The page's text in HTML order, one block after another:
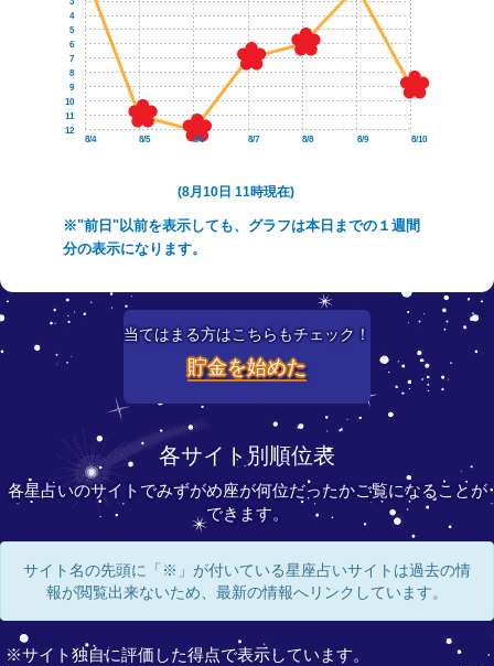
8/4 8/5 8/6 8/7 8/8 8/9 8/10
12
11
10
9
8
7
6
5
4
(8月10日 11時現在)
※"前日"以前を表示しても、グラフは本日までの１週間
分の表示になります。
当てはまる方はこちらもチェック！
貯金を始めた
各サイト別順位表
各星占いのサイトでみずがめ座が何位だったかご覧になることが
できます。
サイト名の先頭に「※」が付いている星座占いサイトは過去の情
報が閲覧出来ないため、最新の情報へリンクしています。
※サイト独自に評価した得点で表示しています。